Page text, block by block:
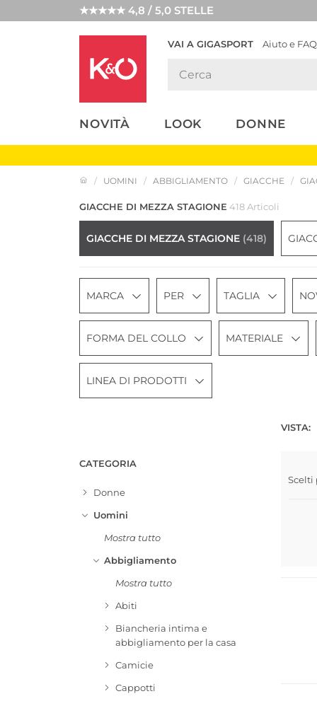
★★★★★ 4,8 / 5,0 STELLE
VAI A GIGASPORT Aiuto e FAQ
NOVITÀ LOOK DONNE
LOOK
WEDDING
UOMINI ABBIGLIAMENTO GIACCHE
GIACCHE DI MEZZA STAGIONE 418 Articoli
GIACCHE DI MEZZA STAGIONE (418)
MARCA PER TAGLIA
FORMA DEL COLLO MATERIALE
LINEA DI PRODOTTI
VISTA:
CATEGORIA
Donne
Uomini
Mostra tutto
Abbigliamento
Mostra tutto
Abiti
Biancheria intima e
abbigliamento per la casa
Camicie
Cappotti
Scelti